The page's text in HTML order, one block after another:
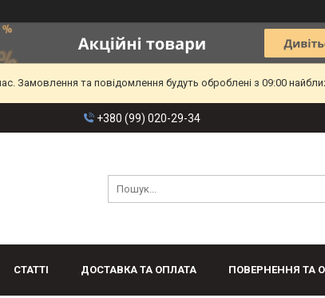
Замовлення та повідомлення будуть оброблені з 09:00
+380 (99) 020-29-34
СТАТТІ ДОСТАВКА ТА ОПЛАТА ПОВЕРНЕННЯ ТА